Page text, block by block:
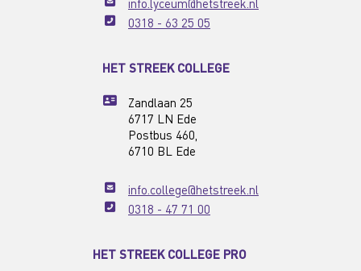
0318 - 63 25 05
HET STREEK COLLEGE
Zandlaan 25
6717 LN Ede
Postbus 460,
6710 BL Ede
info.college@hetstreek.nl
0318 - 47 71 00
HET STREEK COLLEGE PRO